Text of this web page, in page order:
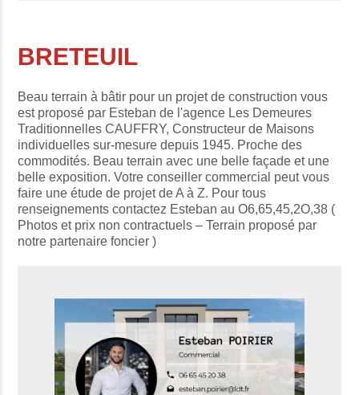
BRETEUIL
Beau terrain à bâtir pour un projet de construction vous
est proposé par Esteban de l'agence Les Demeures
Traditionnelles CAUFFRY, Constructeur de Maisons
individuelles sur-mesure depuis 1945. Proche des
commodités. Beau terrain avec une belle façade et une
belle exposition. Votre conseiller commercial peut vous
faire une étude de projet de A à Z. Pour tous
renseignements contactez Esteban au O6,65,45,2O,38 (
Photos et prix non contractuels – Terrain proposé par
notre partenaire foncier )